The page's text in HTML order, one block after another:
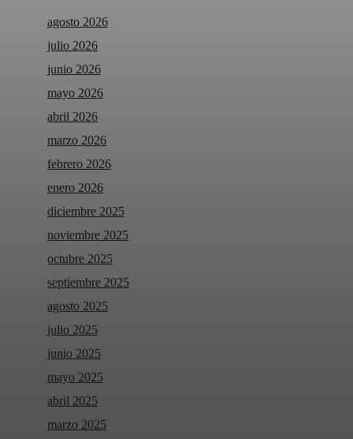
agosto 2026
julio 2026
junio 2026
mayo 2026
abril 2026
marzo 2026
febrero 2026
enero 2026
diciembre 2025
noviembre 2025
octubre 2025
septiembre 2025
agosto 2025
julio 2025
junio 2025
mayo 2025
abril 2025
marzo 2025